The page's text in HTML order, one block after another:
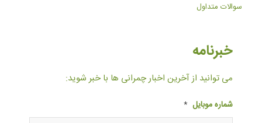
سوالات متداول
خبرنامه
می توانید از آخرین اخبار چمرانی ها با خبر شوید:
شماره موبایل *